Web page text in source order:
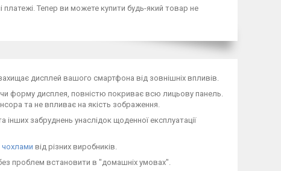
платежі. Тепер ви можете купити будь-який товар не
дисплей вашого смартфона від зовнішніх впливів.
форму дисплея, повністю покриває всю лицьову панель.
та не впливає на якість зображення.
забруднень унаслідок щоденної експлуатації
чохлами від різних виробників.
проблем встановити в "домашніх умовах".